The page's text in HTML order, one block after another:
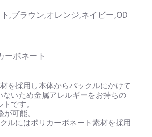
,ブラウン,オレンジ,ネイビー,OD
ーボネート
を採用し本体からバックルにかけて
ないため金属アレルギーをお持ちの
です。
可能。
ルにはポリカーボネート素材を採用